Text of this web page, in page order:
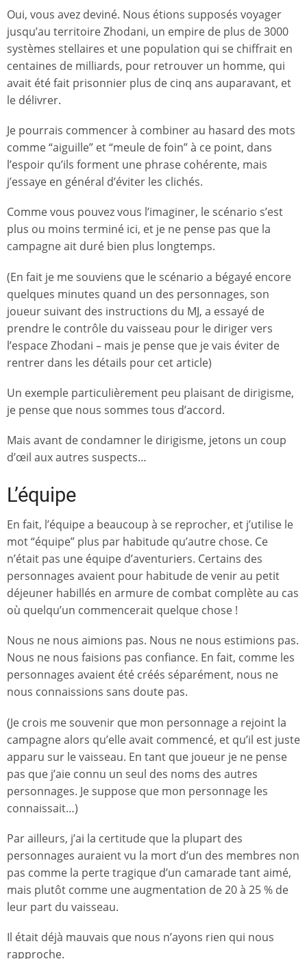
Oui, vous avez deviné. Nous étions supposés voyager
jusqu’au territoire Zhodani, un empire de plus de 3000
systèmes stellaires et une population qui se chiffrait en
centaines de milliards, pour retrouver un homme, qui
avait été fait prisonnier plus de cinq ans auparavant, et
le délivrer.
Je pourrais commencer à combiner au hasard des mots
comme “aiguille” et “meule de foin” à ce point, dans
l’espoir qu’ils forment une phrase cohérente, mais
j’essaye en général d’éviter les clichés.
Comme vous pouvez vous l’imaginer, le scénario s’est
plus ou moins terminé ici, et je ne pense pas que la
campagne ait duré bien plus longtemps.
(En fait je me souviens que le scénario a bégayé encore
quelques minutes quand un des personnages, son
joueur suivant des instructions du MJ, a essayé de
prendre le contrôle du vaisseau pour le diriger vers
l’espace Zhodani – mais je pense que je vais éviter de
rentrer dans les détails pour cet article)
Un exemple particulièrement peu plaisant de dirigisme,
je pense que nous sommes tous d’accord.
Mais avant de condamner le dirigisme, jetons un coup
d’œil aux autres suspects…
L’équipe
En fait, l’équipe a beaucoup à se reprocher, et j’utilise le
mot “équipe” plus par habitude qu’autre chose. Ce
n’était pas une équipe d’aventuriers. Certains des
personnages avaient pour habitude de venir au petit
déjeuner habillés en armure de combat complète au cas
où quelqu’un commencerait quelque chose !
Nous ne nous aimions pas. Nous ne nous estimions pas.
Nous ne nous faisions pas confiance. En fait, comme les
personnages avaient été créés séparément, nous ne
nous connaissions sans doute pas.
(Je crois me souvenir que mon personnage a rejoint la
campagne alors qu’elle avait commencé, et qu’il est juste
apparu sur le vaisseau. En tant que joueur je ne pense
pas que j’aie connu un seul des noms des autres
personnages. Je suppose que mon personnage les
connaissait…)
Par ailleurs, j’ai la certitude que la plupart des
personnages auraient vu la mort d’un des membres non
pas comme la perte tragique d’un camarade tant aimé,
mais plutôt comme une augmentation de 20 à 25 % de
leur part du vaisseau.
Il était déjà mauvais que nous n’ayons rien qui nous
rapproche.